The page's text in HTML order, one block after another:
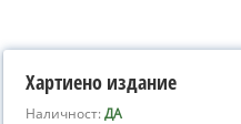
Хартиено издание
Наличност:ДА